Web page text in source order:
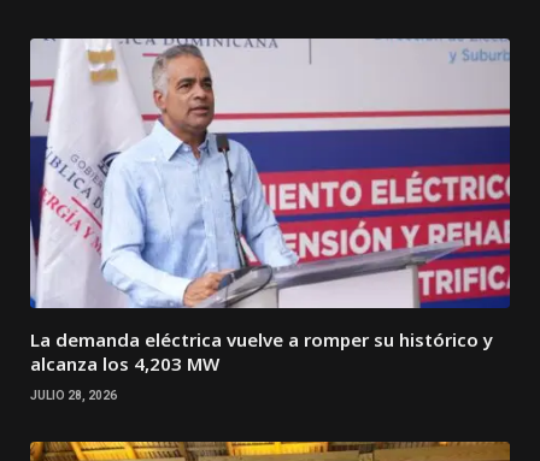
La demanda eléctrica vuelve a romper su histórico y
alcanza los 4,203 MW
JULIO 28, 2026